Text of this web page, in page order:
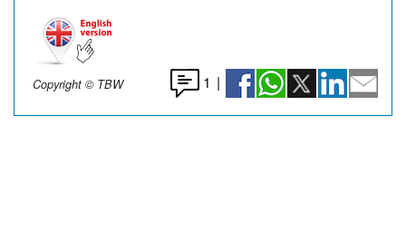
Copyright © TBW 1 |